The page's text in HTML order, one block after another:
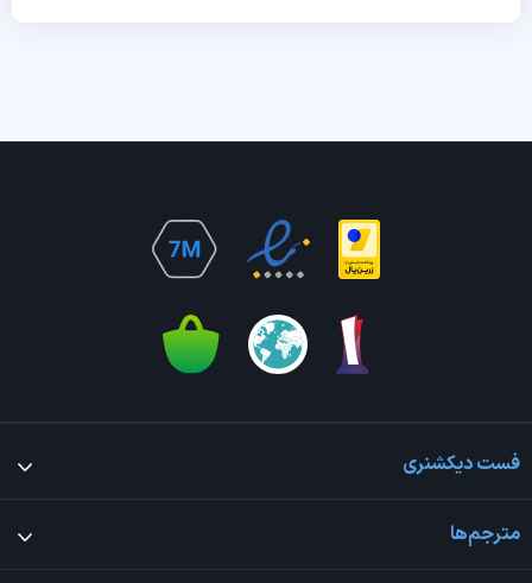
فست دیکشنری
مترجم‌ها